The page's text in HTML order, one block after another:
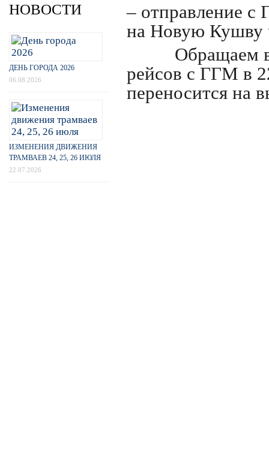
– отправление с
на Новую Кушву
Обращаем
рейсов с ГГМ в
переносится на
НОВОСТИ
ДЕНЬ ГОРОДА 2026
06.08.2026
ИЗМЕНЕНИЯ ДВИЖЕНИЯ
ТРАМВАЕВ 24, 25, 26 ИЮЛЯ
22.07.2026